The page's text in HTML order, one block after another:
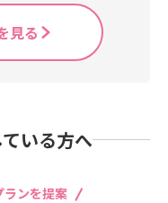
見る
いる方へ
ランを提案